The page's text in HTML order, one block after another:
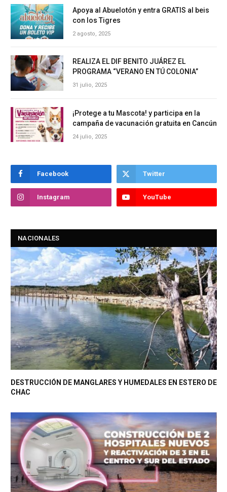
Apoya al Abuelotón y entra GRATIS al beis
con los Tigres
2 agosto, 2025
REALIZA EL DIF BENITO JUÁREZ EL
PROGRAMA “VERANO EN TÚ COLONIA”
31 julio, 2025
¡Protege a tu Mascota! y participa en la
campaña de vacunación gratuita en Cancún
24 julio, 2025
Facebook Twitter
Instagram YouTube
NACIONALES
DESTRUCCIÓN DE MANGLARES Y HUMEDALES EN ESTERO DE
CHAC